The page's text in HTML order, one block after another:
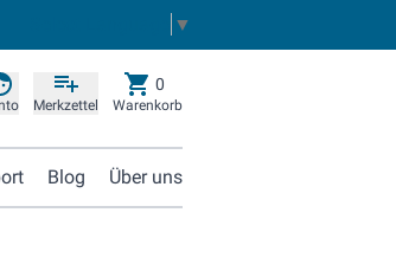
▼
Merkzettel Warenkorb
0
Blog Über uns